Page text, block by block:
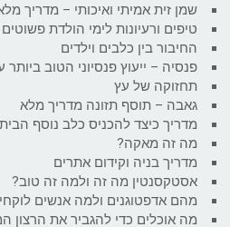
שמן זית אמיתי ואיכותי – מדריך
טיפים ורעיונות לימי הולדת פשוטים
החיבור בין כלבים וילדים
פנסיה – ייעוץ פנסיוני הטוב ביותר
תחזוקה של עץ
גאבה – תוסף תזונה מדריך מלא
מדריך כיצד להכניס כלב נוסף
מה זה מאקה?
מדריך בניה וקידום אתרים
אסטקסנטין מה זה ולמה זה טוב?
מהם אדפטוגנים ולמה אנשים